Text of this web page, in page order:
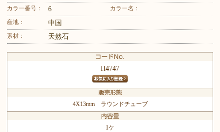
カラー番号： 6
カラー名：
産地：
中国
素材： 天然石
H4747
4X13mm ラウンドチューブ
1ケ